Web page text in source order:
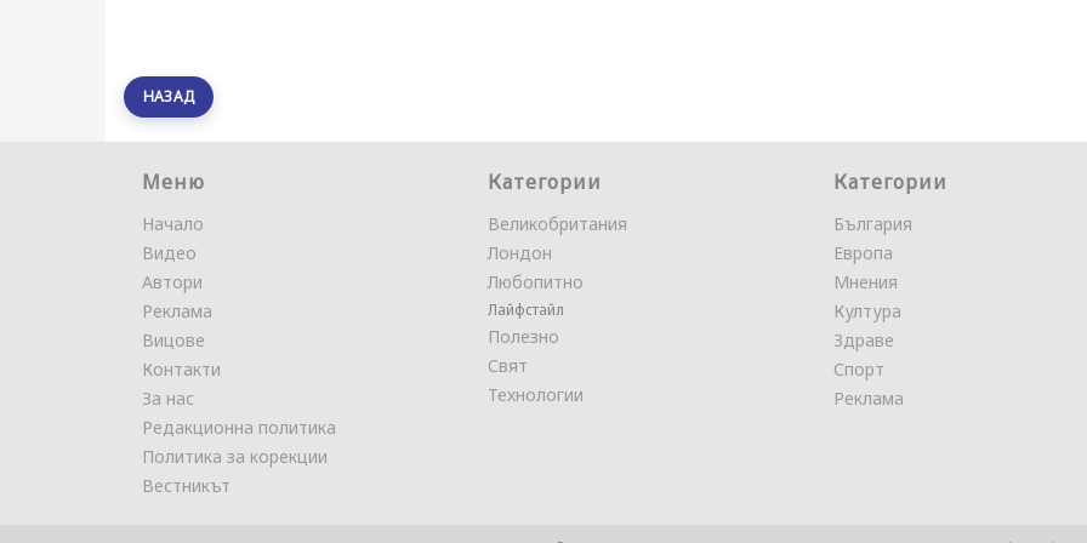
НАЗАД
Меню
Начало
Видео
Автори
Реклама
Вицове
Контакти
За нас
Редакционна политика
Политика за корекции
Вестникът
Категории
Великобритания
Лондон
Любопитно
Лайфстайл
Полезно
Свят
Технологии
Категории
България
Европа
Мнения
Култура
Здраве
Спорт
Реклама